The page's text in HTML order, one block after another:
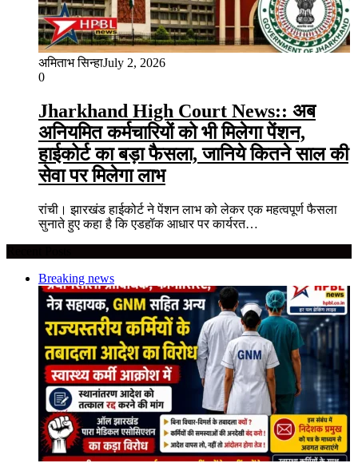
अमिताभ सिन्हाJuly 2, 2026
0
Jharkhand High Court News:: अब
अनियमित कर्मचारियों को भी मिलेगा पेंशन,
हाईकोर्ट का बड़ा फैसला, जानिये कितने साल की
सेवा पर मिलेगा लाभ
रांची। झारखंड हाईकोर्ट ने पेंशन लाभ को लेकर एक महत्वपूर्ण फैसला
सुनाते हुए कहा है कि एडहॉक आधार पर कार्यरत…
Breaking news